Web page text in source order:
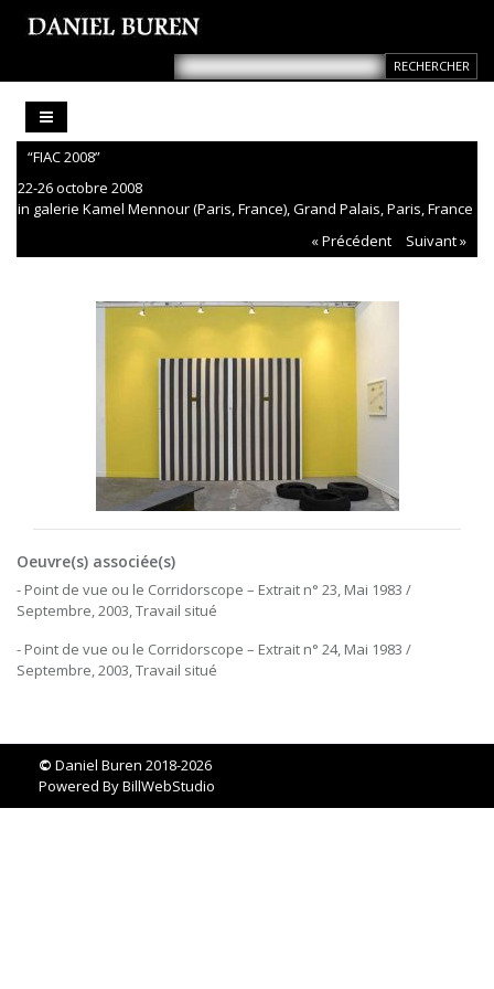
“FIAC 2008”
22-26 octobre 2008
in galerie Kamel Mennour (Paris, France), Grand Palais, Paris, France
« Précédent
Suivant »
Oeuvre(s) associée(s)
- Point de vue ou le Corridorscope – Extrait n° 23, Mai 1983 /
Septembre, 2003, Travail situé
- Point de vue ou le Corridorscope – Extrait n° 24, Mai 1983 /
Septembre, 2003, Travail situé
© Daniel Buren 2018-2026
Powered ByBillWebStudio